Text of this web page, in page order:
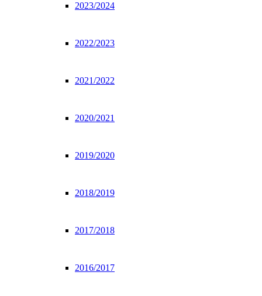
2023/2024
2022/2023
2021/2022
2020/2021
2019/2020
2018/2019
2017/2018
2016/2017